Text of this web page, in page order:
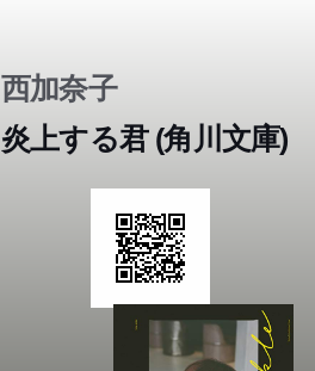
西加奈子
炎上する君 (角川文庫)